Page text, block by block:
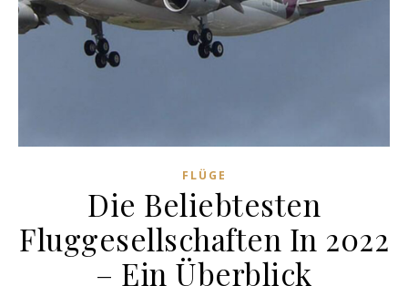
FLÜGE
Die Beliebtesten
Fluggesellschaften In 2022
– Ein Überblick